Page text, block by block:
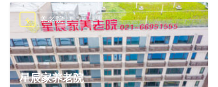
星辰家养老院
养老院